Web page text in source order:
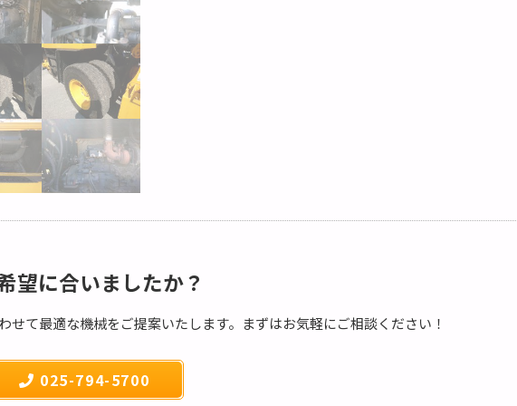
望に合いましたか？
せて最適な機械をご提案いたします。まずはお気軽にご相談ください！
025-794-5700